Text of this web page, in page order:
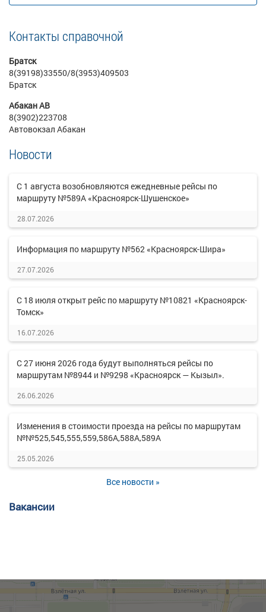
Контакты справочной
Братск
8(39198)33550/8(3953)409503
Братск
Абакан АВ
8(3902)223708
Автовокзал Абакан
Новости
С 1 августа возобновляются ежедневные рейсы по
маршруту №589А «Красноярск-Шушенское»
28.07.2026
Информация по маршруту №562 «Красноярск-Шира»
27.07.2026
С 18 июля открыт рейс по маршруту №10821 «Красноярск-
Томск»
16.07.2026
С 27 июня 2026 года будут выполняться рейсы по
маршрутам №8944 и №9298 «Красноярск — Кызыл».
26.06.2026
Изменения в стоимости проезда на рейсы по маршрутам
№№525,545,555,559,586А,588А,589А
25.05.2026
Все новости »
Вакансии